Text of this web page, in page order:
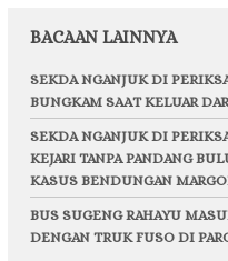
BACAAN LAINNYA
SEKDA NGANJUK DI
BUNGKAM SAAT KELUAR
SEKDA NGANJUK DI
KEJARI TANPA PANDANG
KASUS BENDUNGAN
BUS SUGENG RAHAYU
DENGAN TRUK FUSO DI